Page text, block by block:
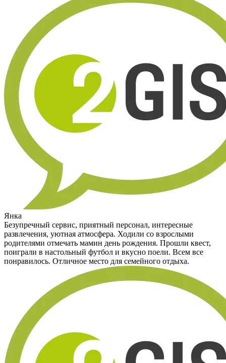
Янка
Безупречный сервис, приятный персонал, интересные
развлечения, уютная атмосфера. Ходили со взрослыми
родителями отмечать мамин день рождения. Прошли квест,
поиграли в настольный футбол и вкусно поели. Всем все
понравилось. Отличное место для семейного отдыха.